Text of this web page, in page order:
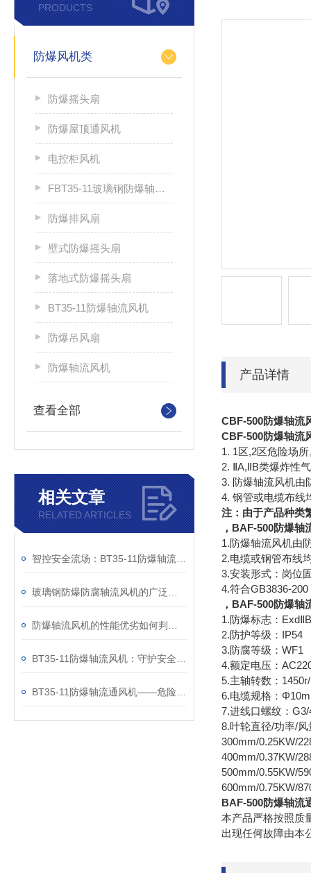
PRODUCTS
防爆风机类
防爆摇头扇
防爆屋顶通风机
电控柜风机
FBT35-11玻璃钢防爆轴流风机
防爆排风扇
壁式防爆摇头扇
落地式防爆摇头扇
BT35-11防爆轴流风机
防爆吊风扇
防爆轴流风机
查看全部
相关文章
RELATED ARTICLES
产品详情
CBF-500防爆轴流
CBF-500防爆轴流
1. 1区,2区危险场
2. ⅡA,ⅡB类爆炸性
3. 防爆轴流风机由
4. 钢管或电缆布线
注：由于产品种类
，BAF-500防爆轴
1.防爆轴流风机由
2.电缆或钢管布线
3.安装形式：岗位
4.符合GB3836-
，BAF-500防爆轴
1.防爆标志：
2.防护等级：IP54
3.防腐等级：WF1
4.额定电压：
5.主轴转数：
6.电缆规格：
7.进线口螺纹：G3/
8.叶轮直径/功率/
300mm/0.25KW/
400mm/0.37KW/
500mm/0.55KW/
600mm/0.75KW/
BAF-500防爆轴流
本产品严格按照质
出现任何故障由本